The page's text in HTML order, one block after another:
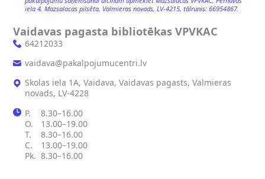
iela 4, Mazsalacas pilsēta, Valmieras novads, LV-4215, tālrunis: 66954867.
Vaidavas pagasta bibliotēkas VPVKAC
64212033
vaidava@pakalpojumucentri.lv
Skolas iela 1A, Vaidava, Vaidavas pagasts, Valmieras
novads, LV-4228
P.
8.30–16.00
O.
13.00–19.00
T.
8.30–16.00
C.
13.00–19.00
Pk. 8.30–16.00